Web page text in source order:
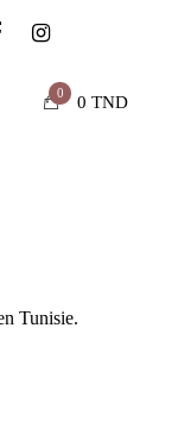
0 0 TND
Tunisie.